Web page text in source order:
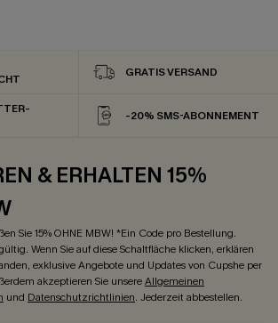
GRATIS VERSAND
-20% SMS-ABONNEMENT
& ERHALTEN 15%
Sie 15% OHNE MBW! *Ein Code pro Bestellung.
Wenn Sie auf diese Schaltfläche klicken, erklären
exklusive Angebote und Updates von Cupshe per
akzeptieren Sie unsereAllgemeinen
und Datenschutzrichtlinien. Jederzeit abbestellen.